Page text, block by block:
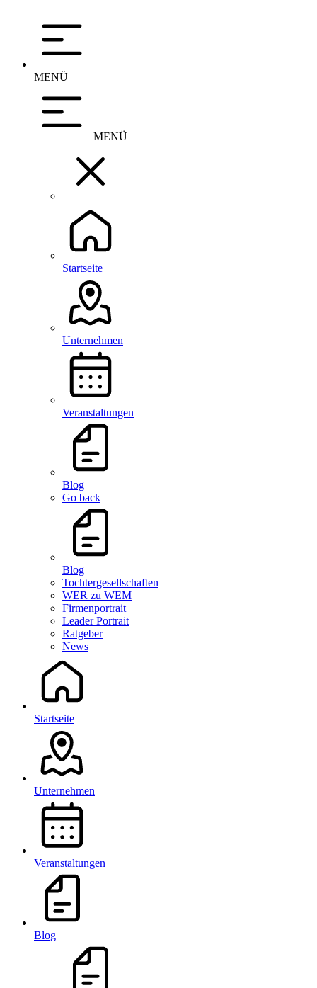
MENÜ
MENÜ
Startseite
Unternehmen
Veranstaltungen
Blog
Go back
Blog
Tochtergesellschaften
WER zu WEM
Firmenportrait
Leader Portrait
Ratgeber
News
Startseite
Unternehmen
Veranstaltungen
Blog